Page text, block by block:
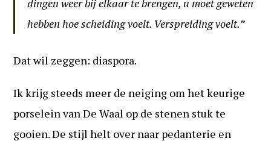
dingen weer bij elkaar te brengen, u moet geweten
hebben hoe scheiding voelt. Verspreiding voelt.”
Dat wil zeggen: diaspora.
Ik krijg steeds meer de neiging om het keurige
porselein van De Waal op de stenen stuk te
gooien. De stijl helt over naar pedanterie en